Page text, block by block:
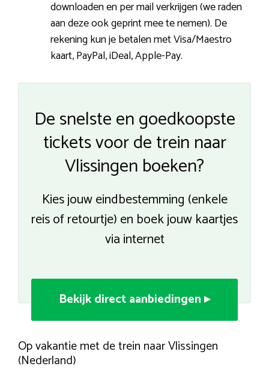
downloaden en per mail verkrijgen (we raden
aan deze ook geprint mee te nemen). De
rekening kun je betalen met Visa/Maestro
kaart, PayPal, iDeal, Apple-Pay.
De snelste en goedkoopste
tickets voor de trein naar
Vlissingen boeken?
Kies jouw eindbestemming (enkele
reis of retourtje) en boek jouw kaartjes
via internet
Bekijk direct aanbiedingen ▸
Op vakantie met de trein naar Vlissingen
(Nederland)